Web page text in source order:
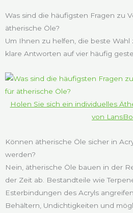
Was sind die häufigsten Fragen zu
ätherische Öle?
Um Ihnen zu helfen, die beste
klare Antworten auf vier häufig
Holen Sie sich ein individuelles
von
Können ätherische Öle sicher in
werden?
Nein, ätherische Öle bauen in der
der Zeit ab. Bestandteile wie
Esterbindungen des Acryls
Behältern, Undichtigkeiten und